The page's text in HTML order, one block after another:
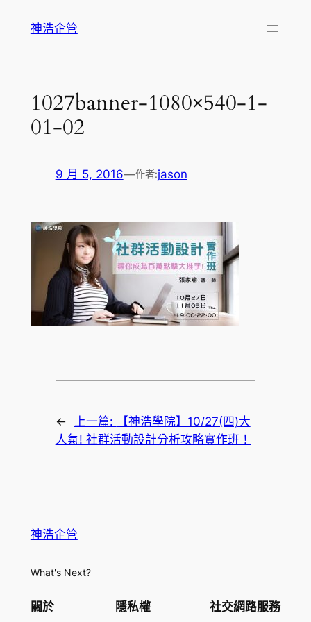
神浩企管
1027banner-1080×540-1-
01-02
9 月 5, 2016—作者:jason
← 上一篇:
【神浩學院】10/27(四)大
人氣! 社群活動設計分析攻略實作班！
神浩企管
What's Next?
關於 隱私權 社交網路服務